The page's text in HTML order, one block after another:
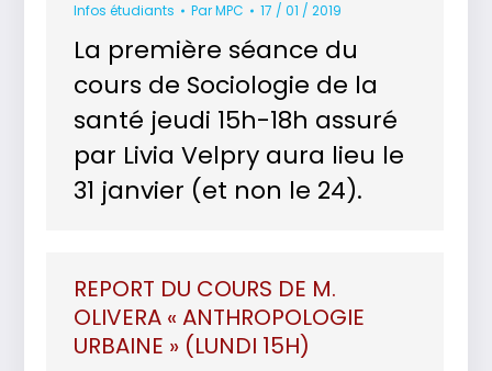
Infos étudiants ParMPC 17 / 01 / 2019
La première séance du
cours de Sociologie de la
santé jeudi 15h-18h assuré
par Livia Velpry aura lieu le
31 janvier (et non le 24).
REPORT DU COURS DE M.
OLIVERA « ANTHROPOLOGIE
URBAINE » (LUNDI 15H)